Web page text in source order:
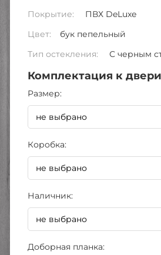
Покрытие:
ПВХ DeLuxe
Цвет:
бук пепельный
Тип остекления:
С черным
Комплектация к
Pазмер:
Коробка:
Наличник:
Доборная планка: